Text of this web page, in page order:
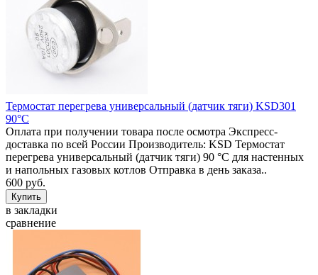
Термостат перегрева универсальный (датчик тяги) KSD301
90°C
Оплата при получении товара после осмотра Экспресс-
доставка по всей России Производитель: KSD Термостат
перегрева универсальный (датчик тяги) 90 °C для настенных
и напольных газовых котлов Отправка в день заказа..
600 руб.
в закладки
сравнение